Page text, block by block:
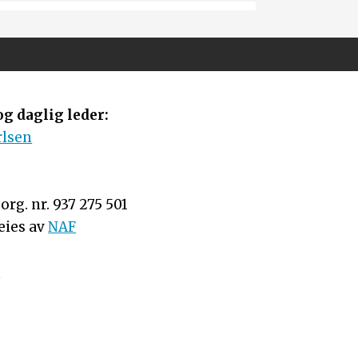
daglig leder:
nr. 937 275 501
avNAF